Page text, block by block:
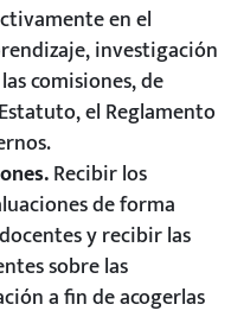
en el
investigación
comisiones, de
el Reglamento
Recibir los
de forma
y recibir las
sobre las
a fin de acogerlas